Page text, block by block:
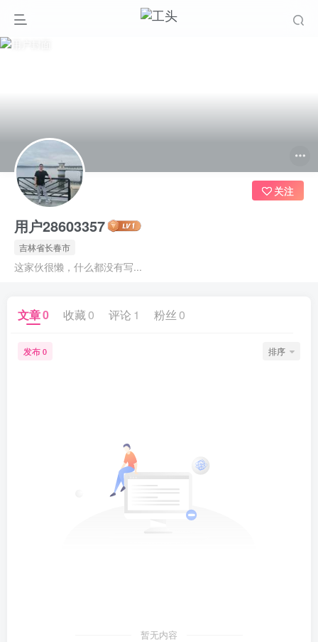
用户28603357
吉林省长春市
这家伙很懒，什么都没有写...
关注
文章0 收藏 0 评论 1 粉丝 0
发布 0 排序
暂无内容